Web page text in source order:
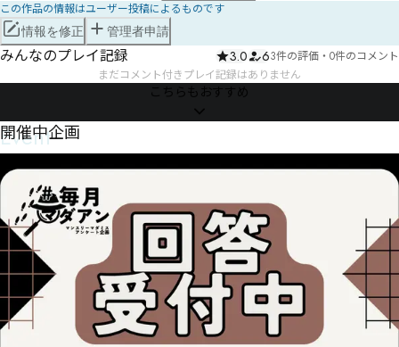
この作品の情報はユーザー投稿によるものです
情報を修正 管理者申請
みんなのプレイ記録 3.0 63件の評価 ・ 0件のコメント
まだコメント付きプレイ記録はありません
こちらもおすすめ
Event
開催中企画